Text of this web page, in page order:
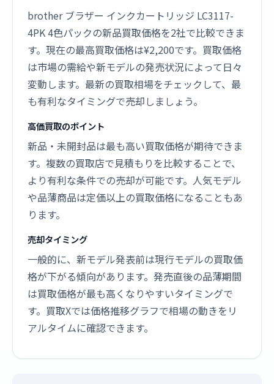
brother ブラザー インクカートリッジ LC3117-
4PK 4色パックの新品買取価格を2社で比較できま
す。現在の最高買取価格は¥2,200です。買取価格
は市場の需給や新モデルの発売状況によって日々
変動します。最新の買取相場をチェックして、最
も有利なタイミングで売却しましょう。
高価買取のポイント
新品・未開封品は最も高い買取価格が期待できま
す。複数の買取店で見積もりを比較することで、
より有利な条件での売却が可能です。人気モデル
や品薄商品は定価以上の買取価格になることもあ
ります。
売却タイミング
一般的に、新モデル発表前は現行モデルの買取価
格が下がる傾向があります。発売直後の品薄期間
は買取価格が最も高くなりやすいタイミングで
す。買取Xでは価格推移グラフで相場の動きをリ
アルタイムに確認できます。